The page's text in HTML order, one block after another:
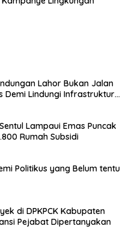
Lahor Bukan Jalan
Demi Lindungi Infrastruktur
Lampaui Emas Puncak
Rumah Subsidi
Politikus yang Belum tentu
di DPKPCK Kabupaten
Pejabat Dipertanyakan